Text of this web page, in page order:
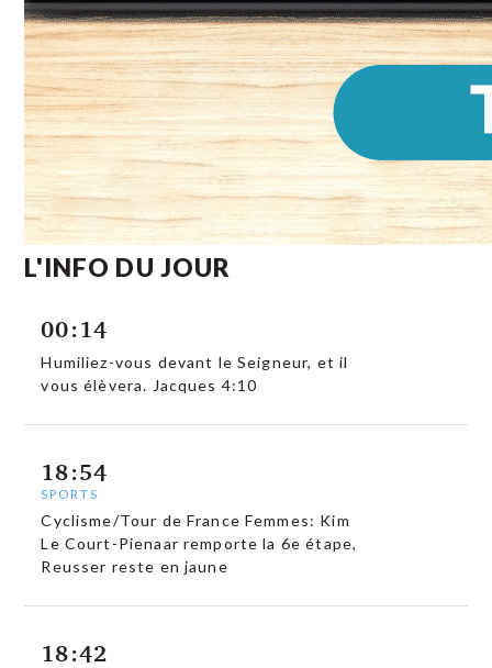
L'INFO DU JOUR
00:14
Humiliez-vous devant le Seigneur, et il
vous élèvera. Jacques 4:10
18:54
SPORTS
Cyclisme/Tour de France Femmes: Kim
Le Court-Pienaar remporte la 6e étape,
Reusser reste en jaune
18:42